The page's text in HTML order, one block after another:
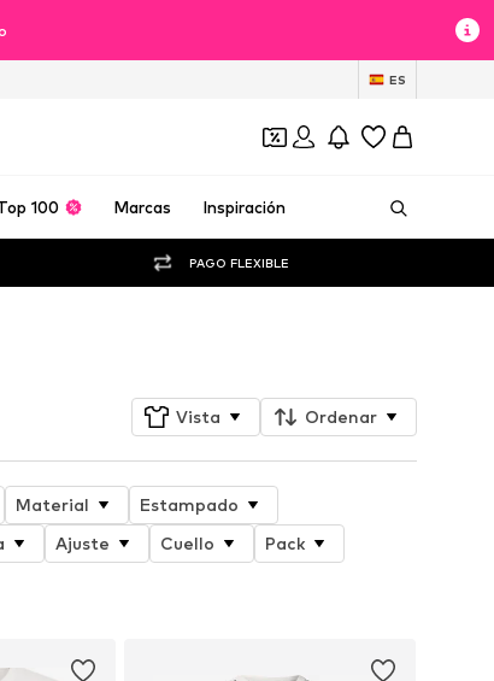
ES
100 Marcas Inspiración
PAGO FLEXIBLE
Vista Ordenar
Material
Estampado
Ajuste Cuello
Pack